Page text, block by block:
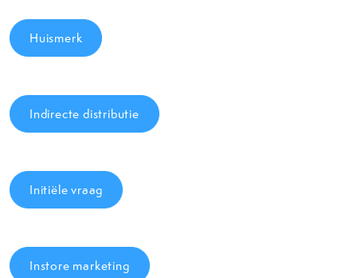
Huismerk
Indirecte distributie
Initiële vraag
Instore marketing